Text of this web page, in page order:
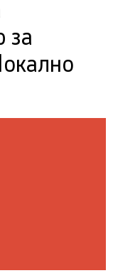
за